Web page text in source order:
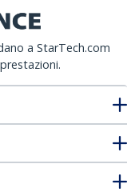
a StarTech.com